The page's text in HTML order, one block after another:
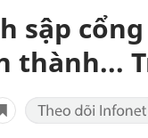
sập
thành...